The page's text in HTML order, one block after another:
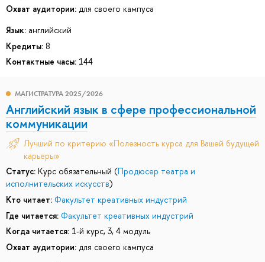
Охват аудитории: для своего кампуса
Язык: английский
Кредиты: 8
Контактные часы: 144
МАГИСТРАТУРА 2025/2026
Английский язык в сфере профессиональной
коммуникации
Лучший по критерию «Полезность курса для Вашей будущей
карьеры»
Статус: Курс обязательный (Продюсер театра и
исполнительских искусств)
Кто читает: Факультет креативных индустрий
Где читается: Факультет креативных индустрий
Когда читается: 1-й курс, 3, 4 модуль
Охват аудитории: для своего кампуса